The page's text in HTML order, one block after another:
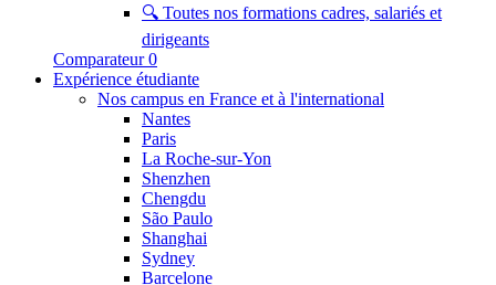
🔍 Toutes nos formations cadres, salariés et
dirigeants
Comparateur 0
Expérience étudiante
Nos campus en France et à l'international
Nantes
Paris
La Roche-sur-Yon
Shenzhen
Chengdu
São Paulo
Shanghai
Sydney
Barcelone